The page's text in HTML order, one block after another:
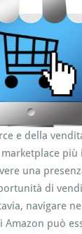
e della
una
di
navigare
Amazon può